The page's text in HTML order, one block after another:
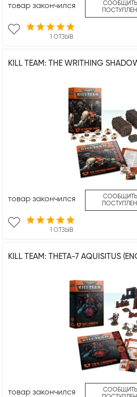
1 ОТЗЫВ
товар закончился
KILL TEAM: THE WRITHING
1 ОТЗЫВ
товар закончился
KILL TEAM: THETA-7 AQUISITUS
товар закончился